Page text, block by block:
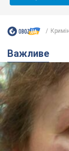
Важливе